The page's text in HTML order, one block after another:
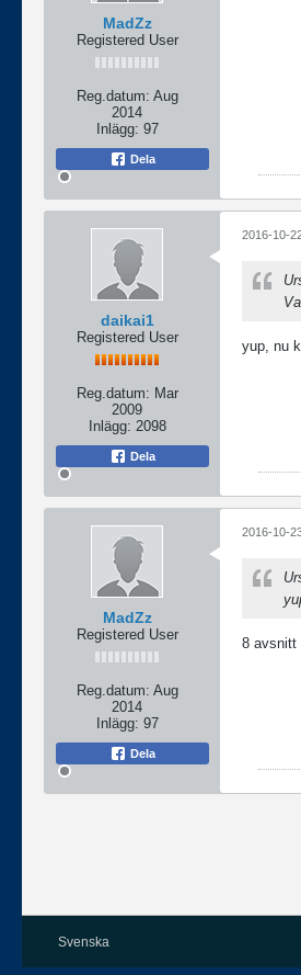
MadZz
Registered User
Reg.datum: Aug
2014
Inlägg: 97
Dela
daikai1
Registered User
Reg.datum: Mar
2009
Inlägg: 2098
Dela
2016-10-
yup, nu
MadZz
Registered User
Reg.datum: Aug
2014
Inlägg: 97
Dela
2016-10-
8 avsnitt
Svenska